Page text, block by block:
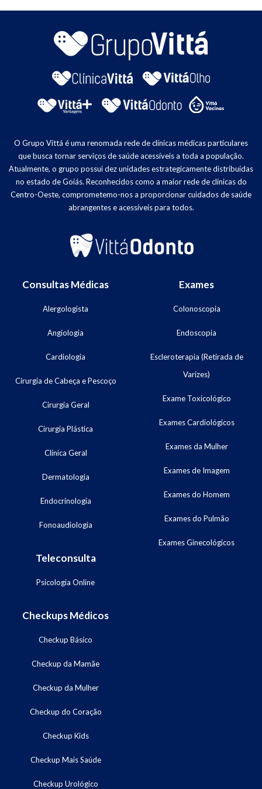
O Grupo Vittá é uma renomada rede de clínicas médicas particulares
que busca tornar serviços de saúde acessíveis a toda a população.
Atualmente, o grupo possui dez unidades estrategicamente distribuídas
no estado de Goiás. Reconhecidos como a maior rede de clínicas do
Centro-Oeste, comprometemo-nos a proporcionar cuidados de saúde
abrangentes e acessíveis para todos.
Consultas Médicas
Alergologista
Angiologia
Cardiologia
Cirurgia de Cabeça e Pescoço
Cirurgia Geral
Cirurgia Plástica
Clínica Geral
Dermatologia
Endocrinologia
Fonoaudiologia
Teleconsulta
Psicologia Online
Exames
Colonoscopia
Endoscopia
Escleroterapia (Retirada de
Varizes)
Exame Toxicológico
Exames Cardiológicos
Exames da Mulher
Exames de Imagem
Exames do Homem
Exames do Pulmão
Exames Ginecológicos
Checkups Médicos
Checkup Básico
Checkup da Mamãe
Checkup da Mulher
Checkup do Coração
Checkup Kids
Checkup Mais Saúde
Checkup Urológico